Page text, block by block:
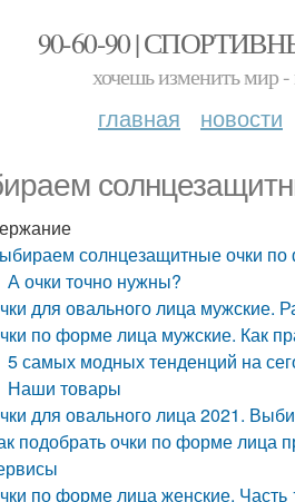
90-60-90 |
хочешь изменить мир -
главная новости
солнцезащитные очки по
А очки точно нужны?
для овального лица мужские.
по форме лица мужские. Как
5 самых модных тенденций на
Наши товары
для овального лица 2021.
подобрать очки по форме лица
по форме лица женские. Часть